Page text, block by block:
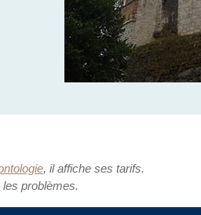
, il affiche ses tarifs.
problèmes.